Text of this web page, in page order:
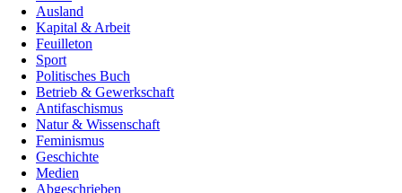
Ausland
Kapital & Arbeit
Feuilleton
Sport
Politisches Buch
Betrieb & Gewerkschaft
Antifaschismus
Natur & Wissenschaft
Feminismus
Geschichte
Medien
Abgeschrieben